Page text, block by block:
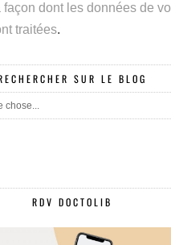
dont les données de
traitées.
SUR LE BLOG
RDV DOCTOLIB